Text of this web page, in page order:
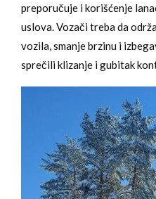
preporučuje i korišćenje
uslova. Vozači treba da
vozila, smanje brzinu i
sprečili klizanje i gubitak